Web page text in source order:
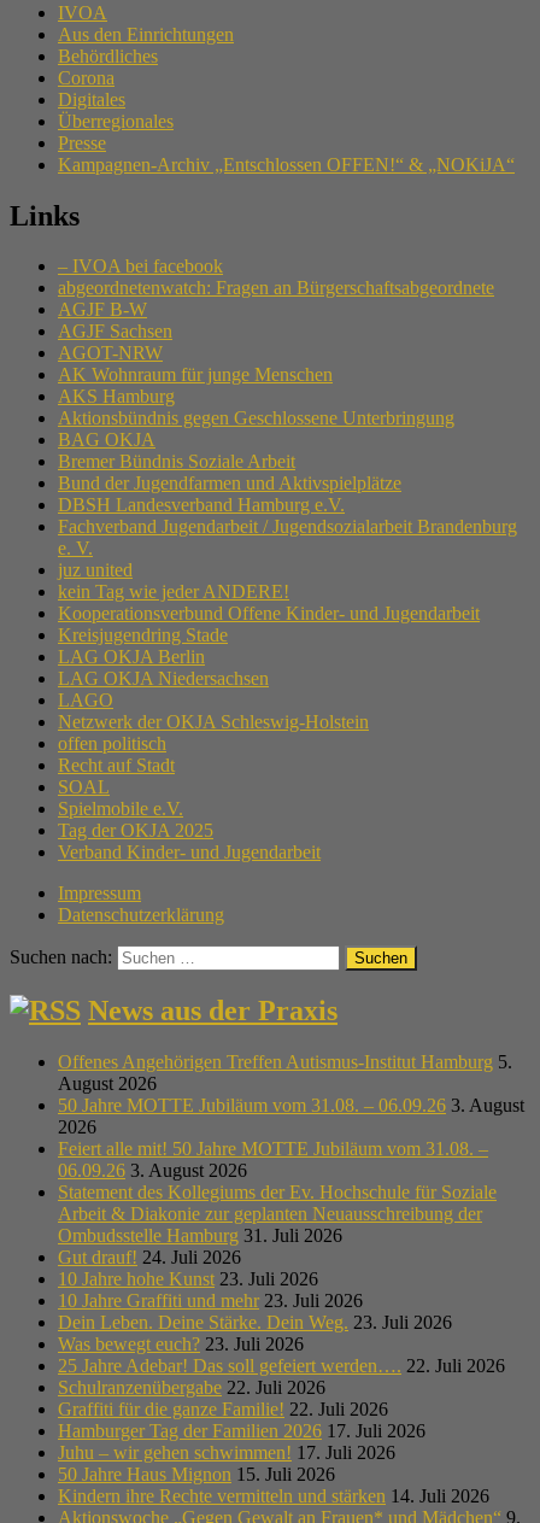
IVOA
Aus den Einrichtungen
Behördliches
Corona
Digitales
Überregionales
Presse
Kampagnen-Archiv „Entschlossen OFFEN!“ & „NOKiJA“
Links
– IVOA bei facebook
abgeordnetenwatch: Fragen an Bürgerschaftsabgeordnete
AGJF B-W
AGJF Sachsen
AGOT-NRW
AK Wohnraum für junge Menschen
AKS Hamburg
Aktionsbündnis gegen Geschlossene Unterbringung
BAG OKJA
Bremer Bündnis Soziale Arbeit
Bund der Jugendfarmen und Aktivspielplätze
DBSH Landesverband Hamburg e.V.
Fachverband Jugendarbeit / Jugendsozialarbeit Brandenburg
e. V.
juz united
kein Tag wie jeder ANDERE!
Kooperationsverbund Offene Kinder- und Jugendarbeit
Kreisjugendring Stade
LAG OKJA Berlin
LAG OKJA Niedersachsen
LAGO
Netzwerk der OKJA Schleswig-Holstein
offen politisch
Recht auf Stadt
SOAL
Spielmobile e.V.
Tag der OKJA 2025
Verband Kinder- und Jugendarbeit
Impressum
Datenschutzerklärung
Suchen nach:
News aus der Praxis
Offenes Angehörigen Treffen Autismus-Institut Hamburg 5.
August 2026
50 Jahre MOTTE Jubiläum vom 31.08. – 06.09.26 3. August
2026
Feiert alle mit! 50 Jahre MOTTE Jubiläum vom 31.08. –
06.09.26 3. August 2026
Statement des Kollegiums der Ev. Hochschule für Soziale
Arbeit & Diakonie zur geplanten Neuausschreibung der
Ombudsstelle Hamburg 31. Juli 2026
Gut drauf! 24. Juli 2026
10 Jahre hohe Kunst 23. Juli 2026
10 Jahre Graffiti und mehr 23. Juli 2026
Dein Leben. Deine Stärke. Dein Weg. 23. Juli 2026
Was bewegt euch? 23. Juli 2026
25 Jahre Adebar! Das soll gefeiert werden…. 22. Juli 2026
Schulranzenübergabe 22. Juli 2026
Graffiti für die ganze Familie! 22. Juli 2026
Hamburger Tag der Familien 2026 17. Juli 2026
Juhu – wir gehen schwimmen! 17. Juli 2026
50 Jahre Haus Mignon 15. Juli 2026
Kindern ihre Rechte vermitteln und stärken 14. Juli 2026
Aktionswoche „Gegen Gewalt an Frauen* und Mädchen“ 9.